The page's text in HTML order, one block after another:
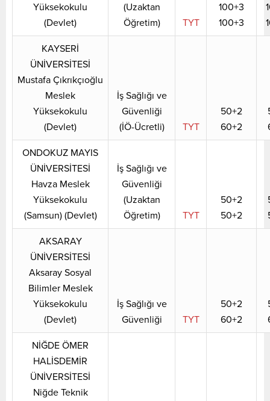
Yüksekokulu
(Devlet)
(Uzaktan
Öğretim)
TYT
100+3
100+3
KAYSERİ
ÜNİVERSİTESİ
Mustafa Çıkrıkçıoğlu
Meslek
Yüksekokulu
(Devlet)
İş Sağlığı ve
Güvenliği
(İÖ-Ücretli)
TYT
50+2
60+2
ONDOKUZ MAYIS
ÜNİVERSİTESİ
Havza Meslek
Yüksekokulu
(Samsun) (Devlet)
İş Sağlığı ve
Güvenliği
(Uzaktan
Öğretim)
TYT
50+2
50+2
AKSARAY
ÜNİVERSİTESİ
Aksaray Sosyal
Bilimler Meslek
Yüksekokulu
(Devlet)
İş Sağlığı ve
Güvenliği
TYT
50+2
60+2
NİĞDE ÖMER
HALİSDEMİR
ÜNİVERSİTESİ
Niğde Teknik